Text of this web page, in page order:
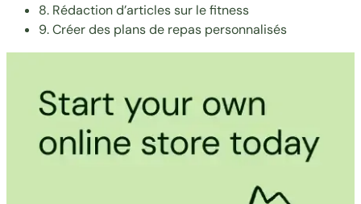
8. Rédaction d’articles sur le fitness
9. Créer des plans de repas personnalisés